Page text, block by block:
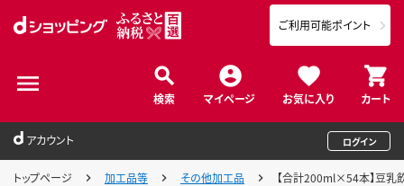
検索 マイページ お気に入り カート
ご利用可能ポイント
アカウント ログイン
トップページ 加工品等 その他加工品 【合計200ml×54本】豆乳